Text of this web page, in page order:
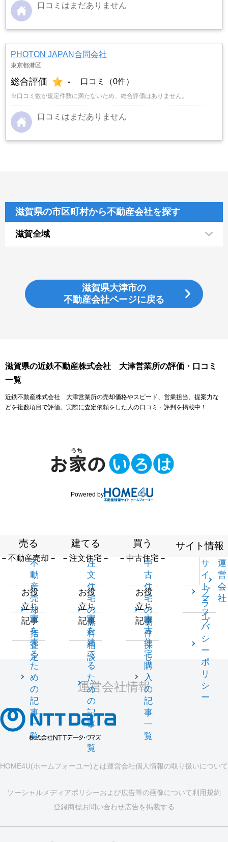
口コミはまだありません
PHOTON JAPAN合同会社
東京都港区
総合評価 - 口コミ（0件）
※口コミ数が規定件数に満たないため、総合評価はありません。
口コミはまだありません
滋賀県の市区町村から不動産会社を探す
滋賀全域
滋賀県大津市の
不動産会社ページに戻る
滋賀県の近鉄不動産株式会社 大津営業所の評価・口コミ
一覧
近鉄不動産株式会社 大津営業所の売却価格やスピード、営業担当、提案力な
どを複数項目で評価。実際に査定依頼をした人の口コミ・評判を掲載中！
Powered by
売る
－不動産売却－
不
動
産
売
却
一
括
査
定
お役
立ち
記事
家
を
売
る
た
め
の
記
事
一
覧
建てる
－注文住宅－
注
文
住
宅
の
無
料
相
談
お役
立ち
記事
家
を
建
て
る
た
め
の
記
事
一
覧
買う
－中古住宅－
中
古
住
宅
の
物
件
探
し
お役
立ち
記事
中
古
住
宅
購
入
の
記
事
一
覧
サイト情報
サ
イ
ト
マ
ッ
プ
運
営
会
社
プ
ラ
イ
バ
シ
ー
ポ
リ
シ
ー
運営会社情報
HOME4U(ホームフォーユー)とは運営会社個人情報の取り扱いについて
ソーシャルメディアポリシーおよび広告等の画像について利用規約
登録商標お問い合わせ広告を掲載する